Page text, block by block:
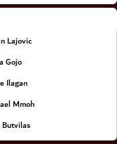
Lajovic
Gojo
Ilagan
Mmoh
Butvilas